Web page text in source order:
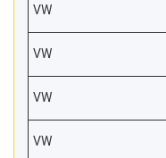
VW
VW
VW
VW